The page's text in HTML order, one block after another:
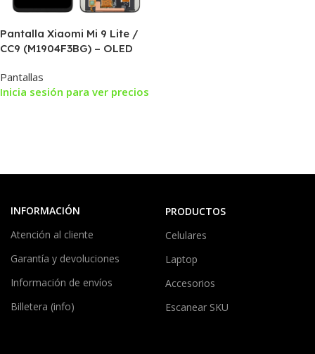
Pantalla Xiaomi Mi 9 Lite /
CC9 (M1904F3BG) – OLED
Pantallas
Inicia sesión para ver precios
INFORMACIÓN
Atención al cliente
Garantía y devoluciones
Información de envíos
Billetera (info)
PRODUCTOS
Celulares
Laptop
Accesorios
Escanear SKU